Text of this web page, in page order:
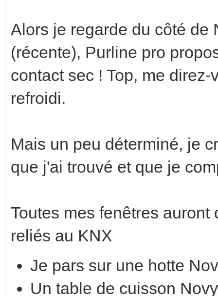
Alors je regarde du côté de
(récente), Purline pro
contact sec ! Top, me
refroidi.
Mais un peu déterminé, je
que j'ai trouvé et que je
Toutes mes fenêtres
reliés au KNX
Je pars sur une hotte
Un table de cuisson